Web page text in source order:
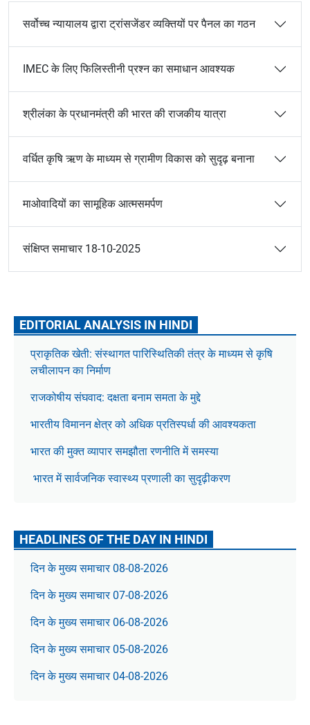
सर्वोच्च न्यायालय द्वारा ट्रांसजेंडर व्यक्तियों पर पैनल का गठन
IMEC के लिए फिलिस्तीनी प्रश्न का समाधान आवश्यक
श्रीलंका के प्रधानमंत्री की भारत की राजकीय यात्रा
वर्धित कृषि ऋण के माध्यम से ग्रामीण विकास को सुदृढ़ बनाना
माओवादियों का सामूहिक आत्मसमर्पण
संक्षिप्त समाचार 18-10-2025
EDITORIAL ANALYSIS IN HINDI
प्राकृतिक खेती: संस्थागत पारिस्थितिकी तंत्र के माध्यम से कृषि
लचीलापन का निर्माण
राजकोषीय संघवाद: दक्षता बनाम समता के मुद्दे
भारतीय विमानन क्षेत्र को अधिक प्रतिस्पर्धा की आवश्यकता
भारत की मुक्त व्यापार समझौता रणनीति में समस्या
भारत में सार्वजनिक स्वास्थ्य प्रणाली का सुदृढ़ीकरण
HEADLINES OF THE DAY IN HINDI
दिन के मुख्य समाचार 08-08-2026
दिन के मुख्य समाचार 07-08-2026
दिन के मुख्य समाचार 06-08-2026
दिन के मुख्य समाचार 05-08-2026
दिन के मुख्य समाचार 04-08-2026